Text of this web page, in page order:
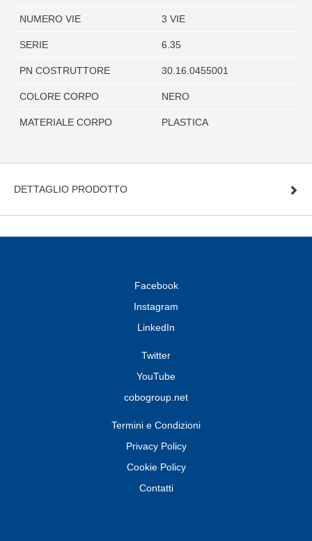
NUMERO VIE 3 VIE
SERIE 6.35
PN COSTRUTTORE 30.16.0455001
COLORE CORPO NERO
MATERIALE CORPO PLASTICA
DETTAGLIO PRODOTTO
Facebook
Instagram
LinkedIn
Twitter
YouTube
cobogroup.net
Termini e Condizioni
Privacy Policy
Cookie Policy
Contatti